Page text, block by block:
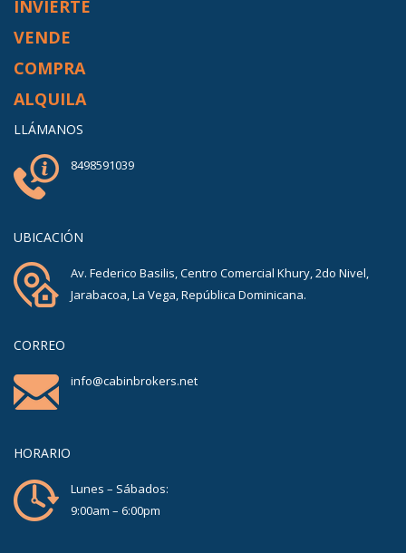
INVIERTE
VENDE
COMPRA
ALQUILA
LLÁMANOS
8498591039
UBICACIÓN
Av. Federico Basilis, Centro Comercial Khury, 2do Nivel,
Jarabacoa, La Vega, República Dominicana.
CORREO
info@cabinbrokers.net
HORARIO
Lunes – Sábados:
9:00am – 6:00pm